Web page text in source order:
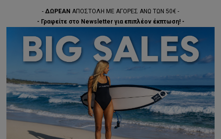
- ΔΩΡΕΑΝ ΑΠΟΣΤΟΛΗ ΜΕ ΑΓΟΡΕΣ ΑΝΩ ΤΩΝ 50€ -
- Γραφείτε στο Newsletter για επιπλέον έκπτωση! -